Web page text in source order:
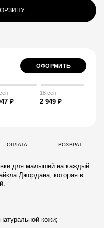
ОФОРМИТЬ
₽
18 сен
2 949 ₽
ОПЛАТА ВОЗВРАТ
для малышей на каждый
Джордана, которая в
кожи;